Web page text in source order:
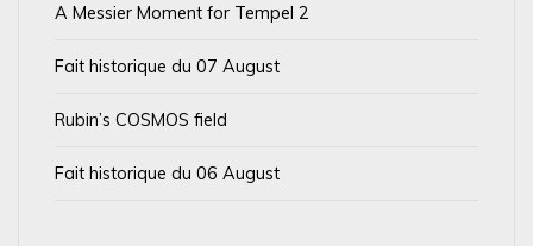
A Messier Moment for Tempel 2
Fait historique du 07 August
Rubin’s COSMOS field
Fait historique du 06 August